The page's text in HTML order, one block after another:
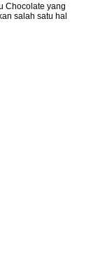
Chocolate yang
salah satu hal